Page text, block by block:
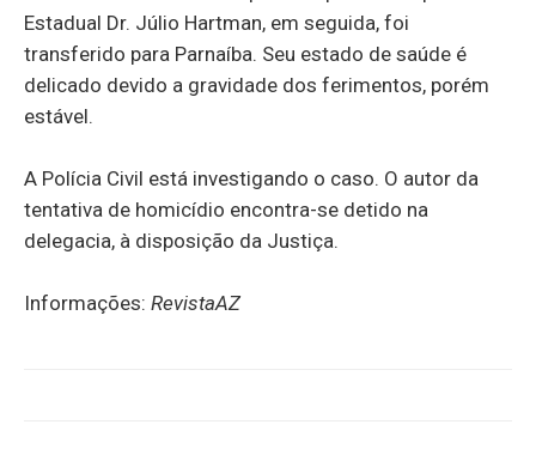
Estadual Dr. Júlio Hartman, em seguida, foi
transferido para Parnaíba. Seu estado de saúde é
delicado devido a gravidade dos ferimentos, porém
estável.
A Polícia Civil está investigando o caso. O autor da
tentativa de homicídio encontra-se detido na
delegacia, à disposição da Justiça.
Informações: RevistaAZ